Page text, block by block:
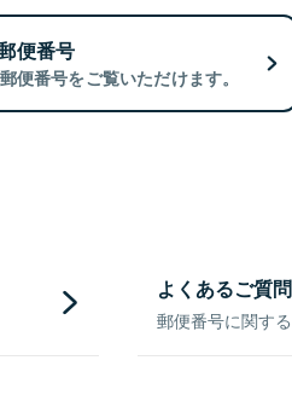
便番号
便番号をご覧いただけます。
よくあるご質
郵便番号に関す